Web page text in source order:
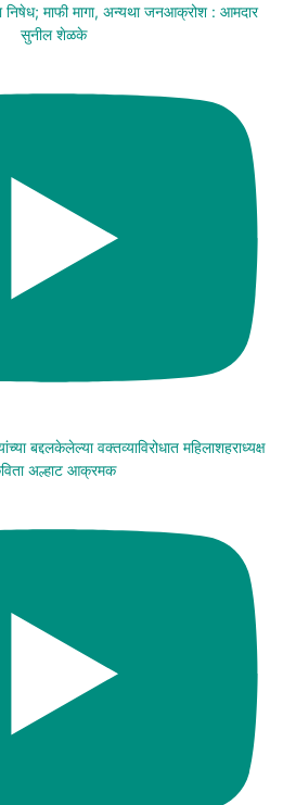
निषेध; माफी मागा, अन्यथा जनआक्रोश : आमदार
सुनील शेळके
बद्दलकेलेल्या वक्तव्याविरोधात महिलाशहराध्यक्ष
अल्हाट आक्रमक